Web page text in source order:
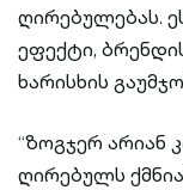
ღირებულებას.
ეფექტი,
ხარისხის
“ზოგჯერ არიან
ღირებულს